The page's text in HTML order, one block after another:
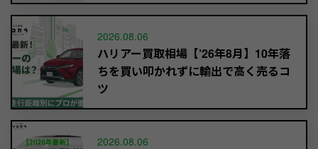
2026.08.06
ハリアー買取相場【’26年8月】10年落
ちを買い叩かれずに輸出で高く売るコ
ツ
2026.08.06